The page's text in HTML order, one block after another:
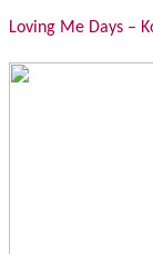
Loving Me Days –